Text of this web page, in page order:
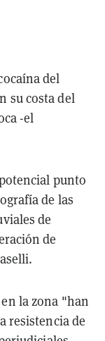
del
su costa del
-el
punto
de las
de
de
la zona "han
resistencia de